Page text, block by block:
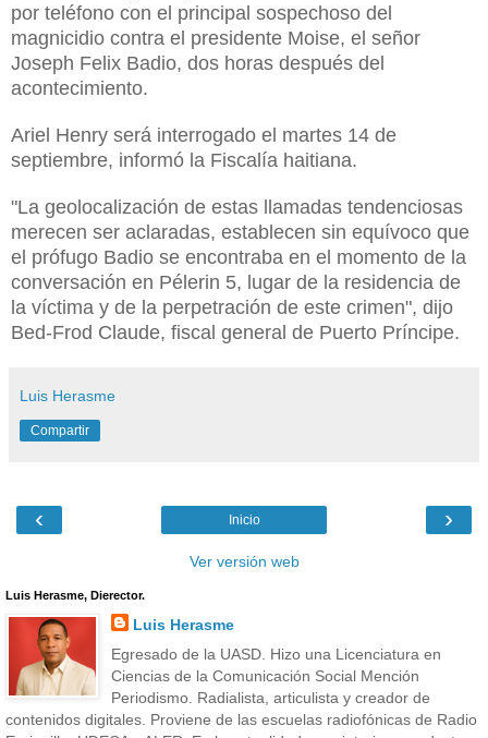
por teléfono con el principal sospechoso del
magnicidio contra el presidente Moise, el señor
Joseph Felix Badio, dos horas después del
acontecimiento.
Ariel Henry será interrogado el martes 14 de
septiembre, informó la Fiscalía haitiana.
"La geolocalización de estas llamadas tendenciosas
merecen ser aclaradas, establecen sin equívoco que
el prófugo Badio se encontraba en el momento de la
conversación en Pélerin 5, lugar de la residencia de
la víctima y de la perpetración de este crimen", dijo
Bed-Frod Claude, fiscal general de Puerto Príncipe.
Luis Herasme
Compartir
‹ ›
Inicio
Ver versión web
Luis Herasme, Dierector.
Luis Herasme
Egresado de la UASD. Hizo una Licenciatura en
Ciencias de la Comunicación Social Mención
Periodismo. Radialista, articulista y creador de
contenidos digitales. Proviene de las escuelas radiofónicas de Radio